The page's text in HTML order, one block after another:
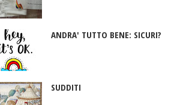
ANDRA' TUTTO BENE: SICURI?
SUDDITI